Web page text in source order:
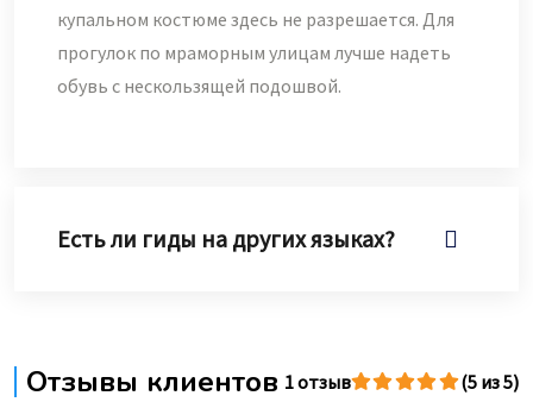
купальном костюме здесь не разрешается. Для
прогулок по мраморным улицам лучше надеть
обувь с нескользящей подошвой.
Есть ли гиды на других языках?
Отзывы клиентов 1 отзыв (5 из 5)